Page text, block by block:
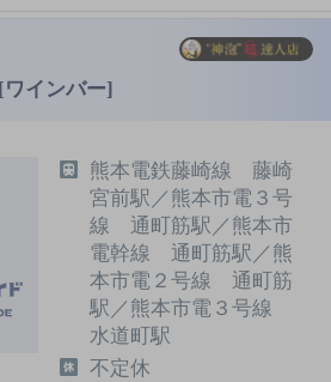
[ワインバー]
熊本電鉄藤崎線 藤崎
宮前駅／熊本市電３号
線 通町筋駅／熊本市
電幹線 通町筋駅／熊
本市電２号線 通町筋
駅／熊本市電３号線
水道町駅
不定休